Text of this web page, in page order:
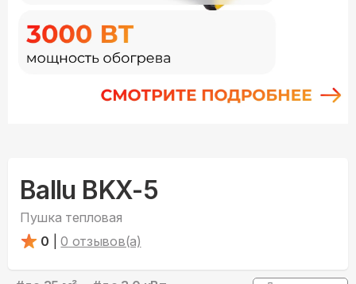
Ballu BKX-5
Пушка тепловая
0
0 отзывов(а)